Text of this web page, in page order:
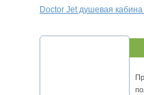
Doctor Jet душевая